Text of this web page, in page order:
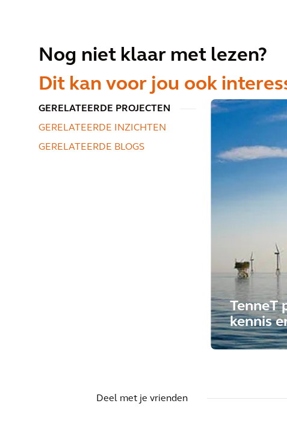
Nog niet klaar met lezen?
Dit kan voor jou ook
GERELATEERDE PROJECTEN
GERELATEERDE INZICHTEN
GERELATEERDE BLOGS
TenneT
kennis
Deel met je vrienden